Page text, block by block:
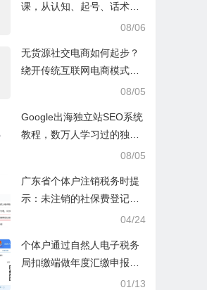
课，从认知、起号、话术、
选品、开播到投放的全链路
08/06
无货源社交电商如何起步？
绕开传统互联网电商模式撒
豆成兵，实现跨平台交易实
08/05
Google出海独立站SEO系统
教程，数万人学习过的独立
08/05
广东省个体户注销税务时提
示：未注销的社保费登记信
04/24
个体户通过自然人电子税务
局扣缴端做年度汇缴申报税
时显示要交税，不是可以免
01/13